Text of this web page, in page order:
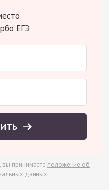
ЕГЭ
вы принимаете положение об
данных.